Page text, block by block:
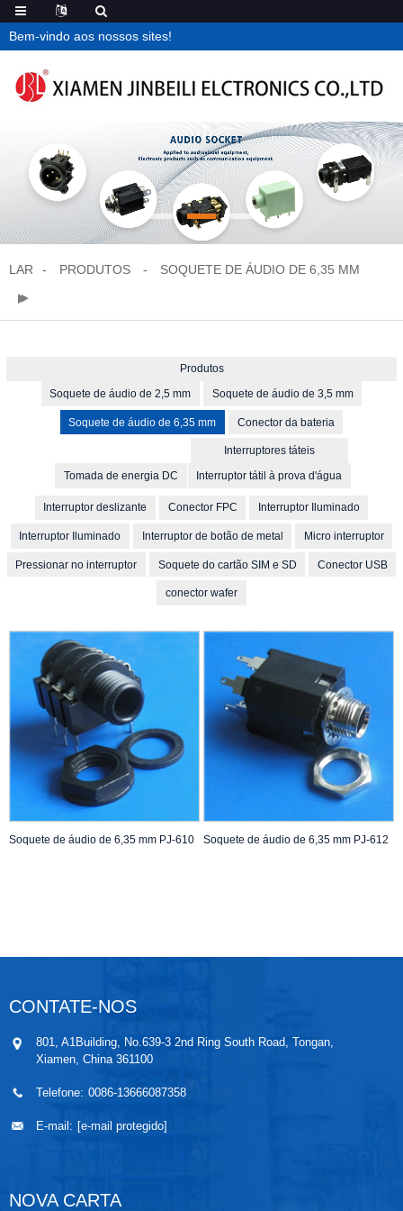
Bem-vindo aos nossos sites!
LAR PRODUTOS SOQUETE DE ÁUDIO DE 6,35 MM
Produtos
Soquete de áudio de 2,5 mm
Soquete de áudio de 3,5 mm
Soquete de áudio de 6,35 mm Conector da bateria
Tomada de energia DC
Interruptores táteis
Interruptor tátil à prova d'água
Interruptor deslizante Conector FPC Interruptor Iluminado
Interruptor Iluminado Interruptor de botão de metal Micro interruptor
Pressionar no interruptor Soquete do cartão SIM e SD Conector USB
conector wafer
Soquete de áudio de 6,35 mm PJ-610 Soquete de áudio de 6,35 mm PJ-612
CONTATE-NOS
801, A1Building, No.639-3 2nd Ring South Road, Tongan,
Xiamen, China 361100
Telefone: 0086-13666087358
E-mail: [e-mail protegido]
NOVA CARTA